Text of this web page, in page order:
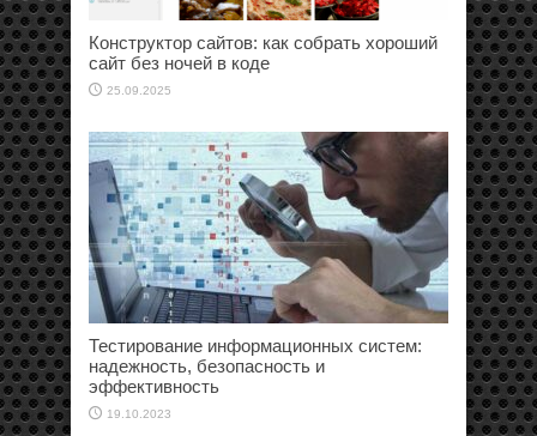
Конструктор сайтов: как собрать хороший
сайт без ночей в коде
25.09.2025
Тестирование информационных систем:
надежность, безопасность и
эффективность
19.10.2023